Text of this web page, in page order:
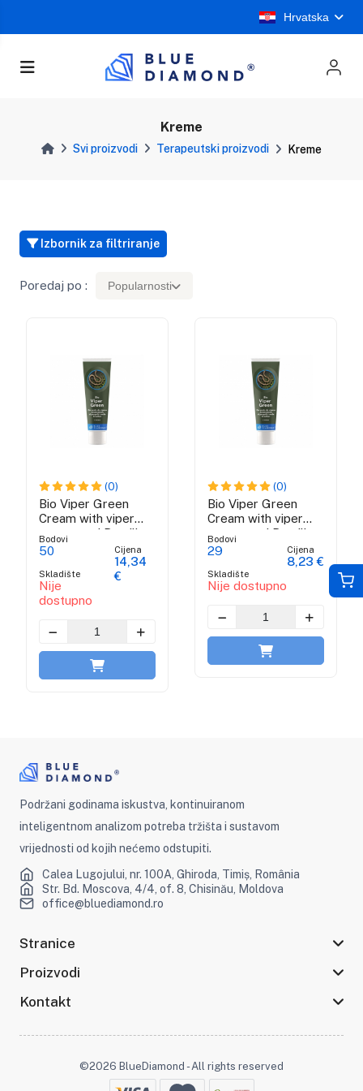
Hrvatska
Kreme
Svi proizvodi Terapeutski proizvodi Kreme
Izbornik za filtriranje
Poredaj po : Popularnosti
(0)
Bio Viper Green
Cream with viper
venom and Brazilian
green propolis - 100
Bodovi
50
Skladište
Nije
dostupno
Cijena
14,34
€
(0)
Bio Viper Green
Cream with viper
venom and Brazilian
green propolis - 50
Bodovi
29
Skladište
Nije dostupno
Cijena
8,23 €
Podržani godinama iskustva, kontinuiranom
inteligentnom analizom potreba tržišta i sustavom
vrijednosti od kojih nećemo odstupiti.
Calea Lugojului, nr. 100A, Ghiroda, Timiș, România
Str. Bd. Moscova, 4/4, of. 8, Chisinău, Moldova
office@bluediamond.ro
Stranice
Proizvodi
Kontakt
©2026 BlueDiamond - All rights reserved